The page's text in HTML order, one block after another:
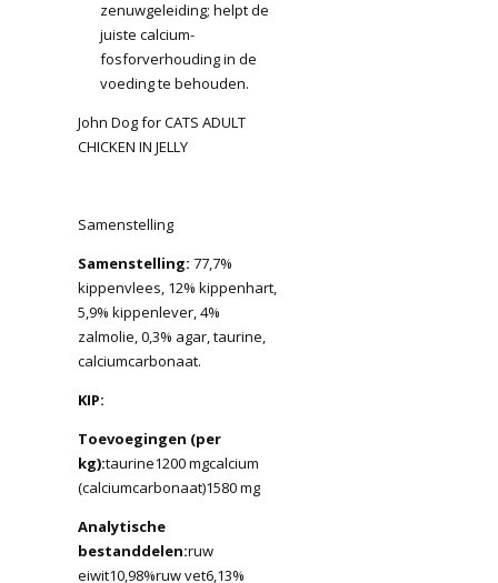
zenuwgeleiding; helpt de
juiste calcium-
fosforverhouding in de
voeding te behouden.
John Dog for CATS ADULT
CHICKEN IN JELLY
Samenstelling
Samenstelling: 77,7%
kippenvlees, 12% kippenhart,
5,9% kippenlever, 4%
zalmolie, 0,3% agar, taurine,
calciumcarbonaat.
KIP:
Toevoegingen (per
kg):taurine1200 mgcalcium
(calciumcarbonaat)1580 mg
Analytische
bestanddelen:ruw
eiwit10,98%ruw vet6,13%